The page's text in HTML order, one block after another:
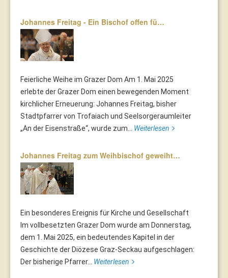
Johannes Freitag - Ein Bischof offen fü…
Feierliche Weihe im Grazer Dom Am 1. Mai 2025
erlebte der Grazer Dom einen bewegenden Moment
kirchlicher Erneuerung: Johannes Freitag, bisher
Stadtpfarrer von Trofaiach und Seelsorgeraumleiter
„An der Eisenstraße“, wurde zum... Weiterlesen
Johannes Freitag zum Weihbischof geweiht…
Ein besonderes Ereignis für Kirche und Gesellschaft
Im vollbesetzten Grazer Dom wurde am Donnerstag,
dem 1. Mai 2025, ein bedeutendes Kapitel in der
Geschichte der Diözese Graz-Seckau aufgeschlagen:
Der bisherige Pfarrer... Weiterlesen